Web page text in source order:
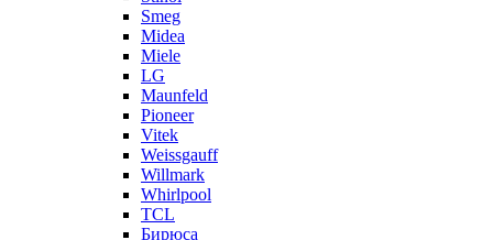
Smeg
Midea
Miele
LG
Maunfeld
Pioneer
Vitek
Weissgauff
Willmark
Whirlpool
TCL
Бирюса